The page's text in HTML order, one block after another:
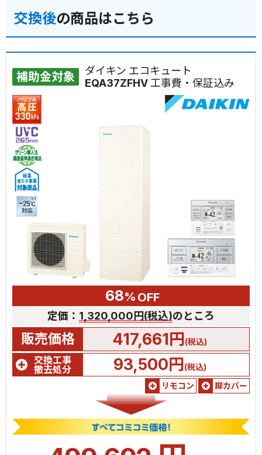
交換後の商品はこちら
補助金対象
ダイキン エコキュート
EQA37ZFHV 工事費・保証込み
68% OFF
定価： 1,320,000円(税込)のところ
販売価格 417,661円(税込)
交換工事
撤去処分
93,500円(税込)
リモコン
脚カバー